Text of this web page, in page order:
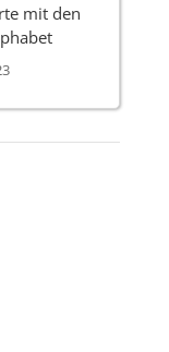
mit den